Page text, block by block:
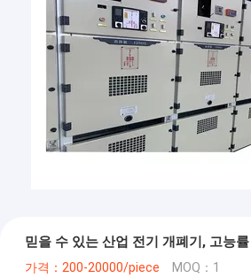
믿을 수 있는 산업 전기 개폐기, 고능
가격：200-20000/piece MOQ：1